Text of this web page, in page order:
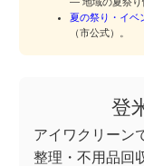
夏の祭り・イベ
（市公式）。
登
アイワクリーン
整理・不用品回